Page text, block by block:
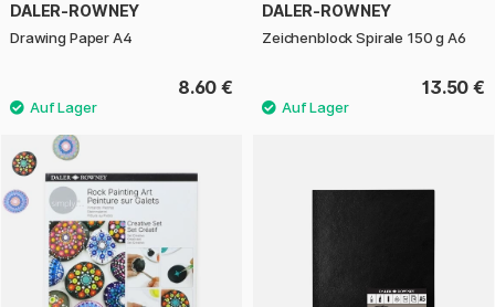
DALER-ROWNEY
Drawing Paper A4
8.60 €
DALER-ROWNEY
Zeichenblock Spirale 150 g A6
13.50 €